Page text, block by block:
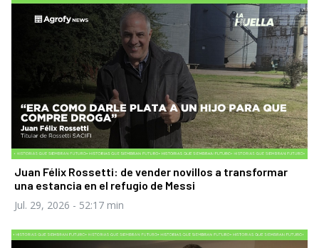
Juan Félix Rossetti: de vender novillos a transformar
una estancia en el refugio de Messi
Jul. 29, 2026 - 52:17 min